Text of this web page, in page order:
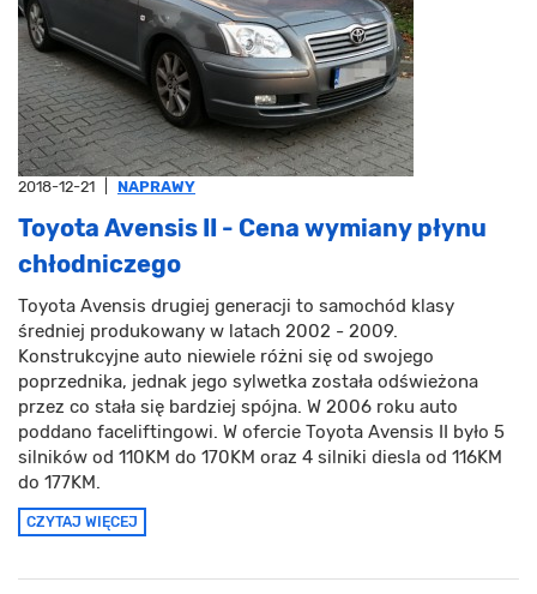
2018-12-21 NAPRAWY
Toyota Avensis II - Cena wymiany płynu
chłodniczego
Toyota Avensis drugiej generacji to samochód klasy
średniej produkowany w latach 2002 - 2009.
Konstrukcyjne auto niewiele różni się od swojego
poprzednika, jednak jego sylwetka została odświeżona
przez co stała się bardziej spójna. W 2006 roku auto
poddano faceliftingowi. W ofercie Toyota Avensis II było 5
silników od 110KM do 170KM oraz 4 silniki diesla od 116KM
do 177KM.
CZYTAJ WIĘCEJ